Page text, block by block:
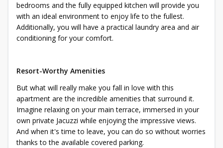
bedrooms and the fully equipped kitchen will provide you
with an ideal environment to enjoy life to the fullest.
Additionally, you will have a practical laundry area and air
conditioning for your comfort.
Resort-Worthy Amenities
But what will really make you fall in love with this
apartment are the incredible amenities that surround it.
Imagine relaxing on your main terrace, immersed in your
own private Jacuzzi while enjoying the impressive views.
And when it's time to leave, you can do so without worries
thanks to the available covered parking.